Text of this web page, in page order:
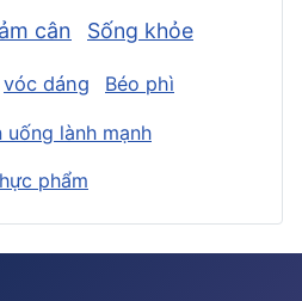
cân Sống khỏe
vóc dáng Béo phì
uống lành mạnh
phẩm